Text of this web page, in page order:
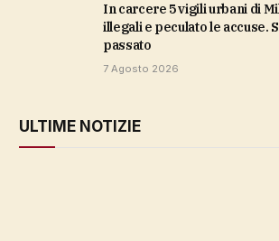
In carcere 5 vigili urbani di Milano, arresti
illegali e peculato le accuse.
passato
7 Agosto 2026
ULTIME NOTIZIE